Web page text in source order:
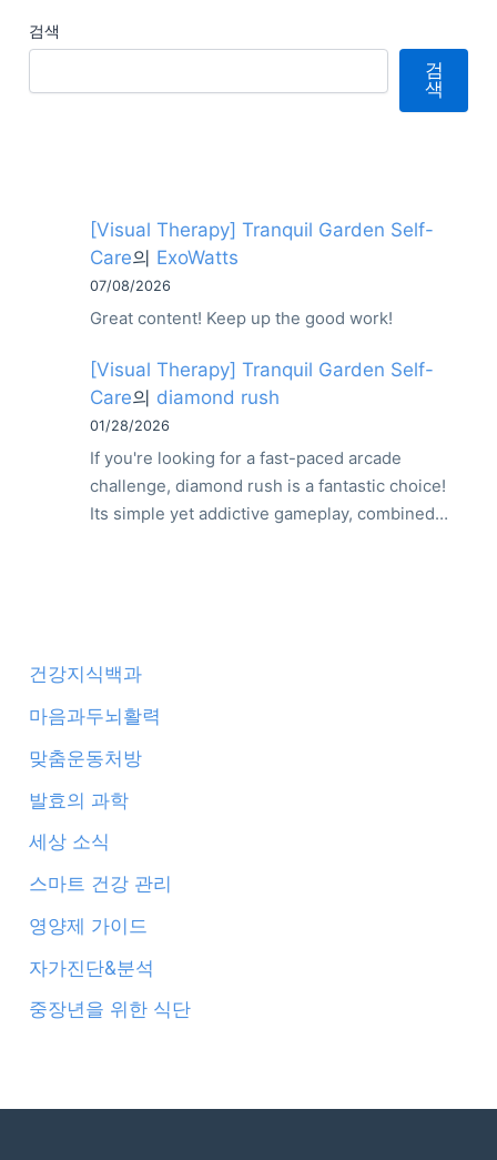
검색
검
색
[Visual Therapy] Tranquil Garden Self-
Care의 ExoWatts
07/08/2026
Great content! Keep up the good work!
[Visual Therapy] Tranquil Garden Self-
Care의 diamond rush
01/28/2026
If you're looking for a fast-paced arcade
challenge, diamond rush is a fantastic choice!
Its simple yet addictive gameplay, combined…
건강지식백과
마음과두뇌활력
맞춤운동처방
발효의 과학
세상 소식
스마트 건강 관리
영양제 가이드
자가진단&분석
중장년을 위한 식단